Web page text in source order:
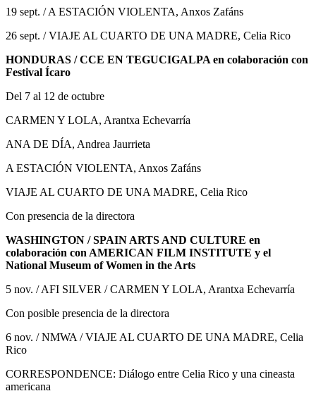
19 sept. / A ESTACIÓN VIOLENTA, Anxos Zafáns
26 sept. / VIAJE AL CUARTO DE UNA MADRE, Celia Rico
HONDURAS / CCE EN TEGUCIGALPA en colaboración con
Festival Ícaro
Del 7 al 12 de octubre
CARMEN Y LOLA, Arantxa Echevarría
ANA DE DÍA, Andrea Jaurrieta
A ESTACIÓN VIOLENTA, Anxos Zafáns
VIAJE AL CUARTO DE UNA MADRE, Celia Rico
Con presencia de la directora
WASHINGTON / SPAIN ARTS AND CULTURE en
colaboración con AMERICAN FILM INSTITUTE y el
National Museum of Women in the Arts
5 nov. / AFI SILVER / CARMEN Y LOLA, Arantxa Echevarría
Con posible presencia de la directora
6 nov. / NMWA / VIAJE AL CUARTO DE UNA MADRE, Celia
Rico
CORRESPONDENCE: Diálogo entre Celia Rico y una cineasta
americana